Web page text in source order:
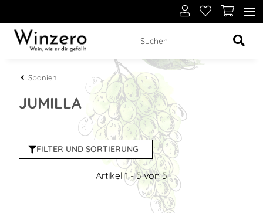
Spanien
JUMILLA
FILTER UND SORTIERUNG
Artikel 1 - 5 von 5